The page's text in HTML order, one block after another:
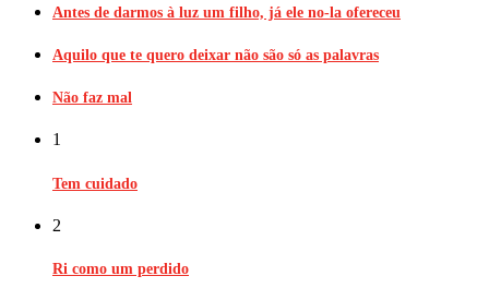
Antes de darmos à luz um filho, já ele no-la ofereceu
Aquilo que te quero deixar não são só as palavras
Não faz mal
1
Tem cuidado
2
Ri como um perdido